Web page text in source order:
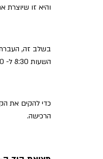
והיא זו
השעות 8:30 ל- 20:00) או במייל
הרכישה.